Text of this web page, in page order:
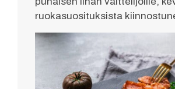
ruokasuosituksista